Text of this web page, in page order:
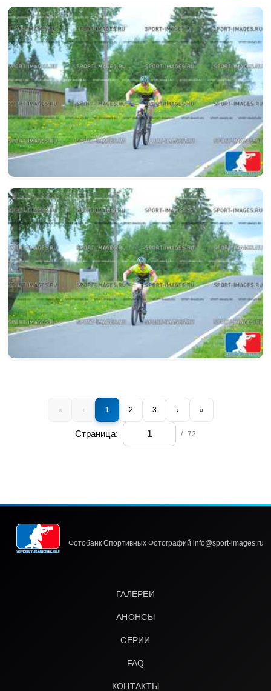
« ‹ 1 2 3 › »
Страница: / 72
Фотобанк Спортивных Фотографий info@sport-images.ru
ГАЛЕРЕИ
АНОНСЫ
СЕРИИ
FAQ
КОНТАКТЫ